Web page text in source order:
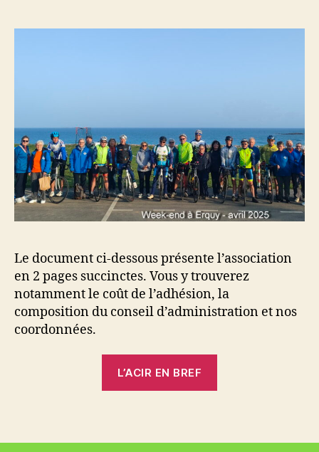
Le document ci-dessous présente l’association
en 2 pages succinctes. Vous y trouverez
notamment le coût de l’adhésion, la
composition du conseil d’administration et nos
coordonnées.
L’ACIR EN BREF